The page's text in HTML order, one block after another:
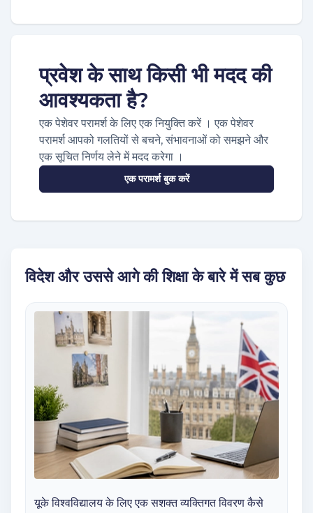
प्रवेश के साथ किसी भी मदद की
आवश्यकता है?
एक पेशेवर परामर्श के लिए एक नियुक्ति करें । एक पेशेवर
परामर्श आपको गलतियों से बचने, संभावनाओं को समझने और
एक सूचित निर्णय लेने में मदद करेगा ।
एक परामर्श बुक करें
विदेश और उससे आगे की शिक्षा के बारे में सब कुछ
यूके विश्वविद्यालय के लिए एक सशक्त व्यक्तिगत विवरण कैसे